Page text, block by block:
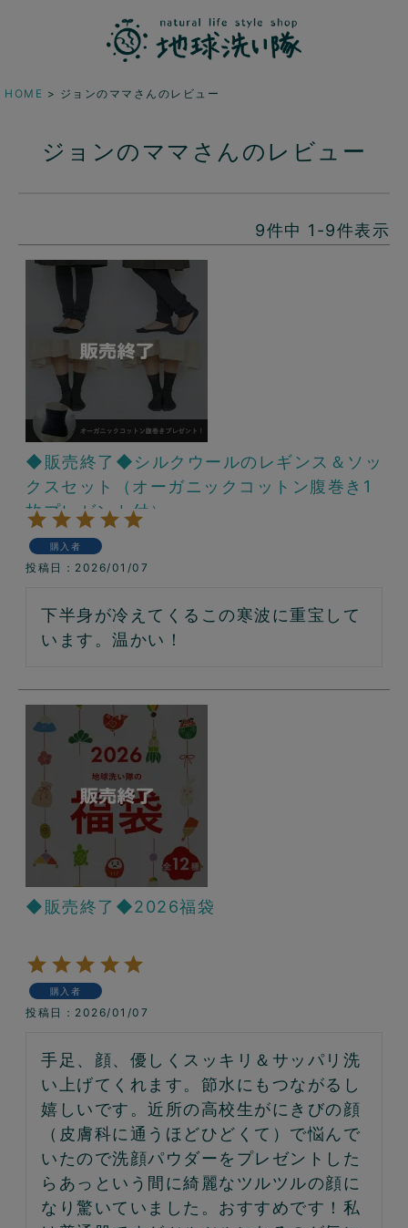
HOME ジョンのママさんのレビュー
ジョンのママさんのレビュー
9件中 1 -9件表示
◆販売終了◆シルクウールのレギンス＆ソッ
クスセット（オーガニックコットン腹巻き1
枚プレゼント付）
購入者
投稿日 2026/01/07
下半身が冷えてくるこの寒波に重宝して
います。温かい！
◆販売終了◆2026福袋
購入者
投稿日 2026/01/07
手足、顔、優しくスッキリ＆サッパリ洗
い上げてくれます。節水にもつながるし
嬉しいです。近所の高校生がにきびの顔
（皮膚科に通うほどひどくて）で悩んで
いたので洗顔パウダーをプレゼントした
らあっという間に綺麗なツルツルの顔に
なり驚いていました。おすすめです！私